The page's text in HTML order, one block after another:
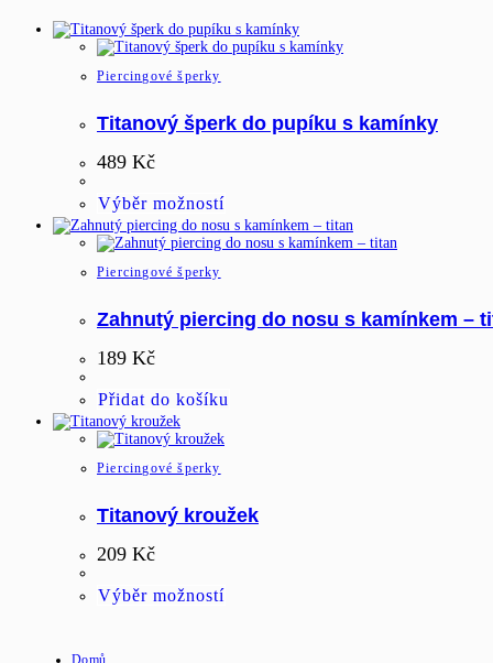
Piercingové šperky
Titanový šperk do pupíku s kamínky
489 Kč
Výběr možností
produkt
má
více
vybrat
Piercingové šperky
Zahnutý piercing do nosu s kamínkem –
189 Kč
Přidat do košíku
Piercingové šperky
Titanový kroužek
209 Kč
Výběr možností
Domů